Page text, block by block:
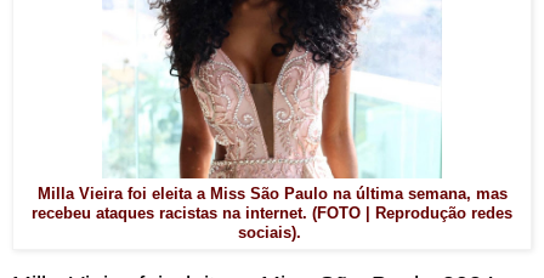
Milla Vieira foi eleita a Miss São Paulo na última semana, mas
recebeu ataques racistas na internet. (FOTO | Reprodução redes
sociais).